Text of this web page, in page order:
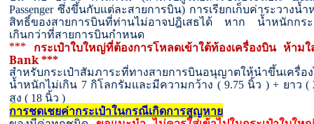
Passengerซึ่งขึ้นกับแต่ละสายการบิน) การเรียกเก็บค่าระวางน้ำ
สิทธิ์ของสายการบินที่ท่านไม่อาจปฎิเสธได้ หาก น้ำหนักกระ
เกินกว่าที่สายการบินกำหนด
*** กระเป๋าใบใหญ่ที่ต้องการโหลดเข้าใต้ท้องเครื่องบิน ห้า
Bank ***
สำหรับกระเป๋าสัมภาระที่ทางสายการบินอนุญาตให้นำขึ้นเครื่
น้ำหนักไม่เกิน 7 กิโลกรัมและมีความกว้าง ( 9.75 นิ้ว ) + ยาว (
สูง ( 18 นิ้ว )
การชดเชยค่ากระเป๋าในกรณีเกิดการสูญหาย